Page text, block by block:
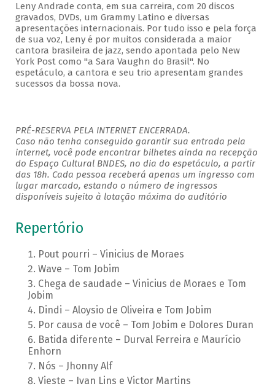
Leny Andrade conta, em sua carreira, com 20 discos
gravados, DVDs, um Grammy Latino e diversas
apresentações internacionais. Por tudo isso e pela força
de sua voz, Leny é por muitos considerada a maior
cantora brasileira de jazz, sendo apontada pelo New
York Post como "a Sara Vaughn do Brasil". No
espetáculo, a cantora e seu trio apresentam grandes
sucessos da bossa nova.
PRÉ-RESERVA PELA INTERNET ENCERRADA.
Caso não tenha conseguido garantir sua entrada pela
internet, você pode encontrar bilhetes ainda na recepção
do Espaço Cultural BNDES, no dia do espetáculo, a partir
das 18h. Cada pessoa receberá apenas um ingresso com
lugar marcado, estando o número de ingressos
disponíveis sujeito à lotação máxima do auditório
Repertório
Pout pourri – Vinicius de Moraes
Wave – Tom Jobim
Chega de saudade – Vinicius de Moraes e Tom
Jobim
Dindi – Aloysio de Oliveira e Tom Jobim
Por causa de você – Tom Jobim e Dolores Duran
Batida diferente – Durval Ferreira e Maurício
Enhorn
Nós – Jhonny Alf
Vieste – Ivan Lins e Victor Martins